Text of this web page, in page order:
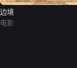
边境
电影